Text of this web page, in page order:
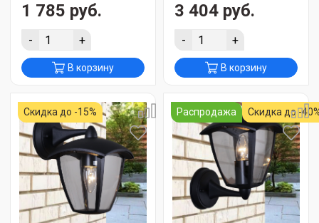
1 785 руб.
- +
В корзину
3 404 руб.
- +
В корзину
Скидка до -15% Распродажа Скидка до -